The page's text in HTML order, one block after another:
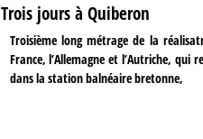
Trois jours à Quiberon
Troisième long métrage de la
France, l’Allemagne et l’Autriche, qui
dans la station balnéaire bretonne,